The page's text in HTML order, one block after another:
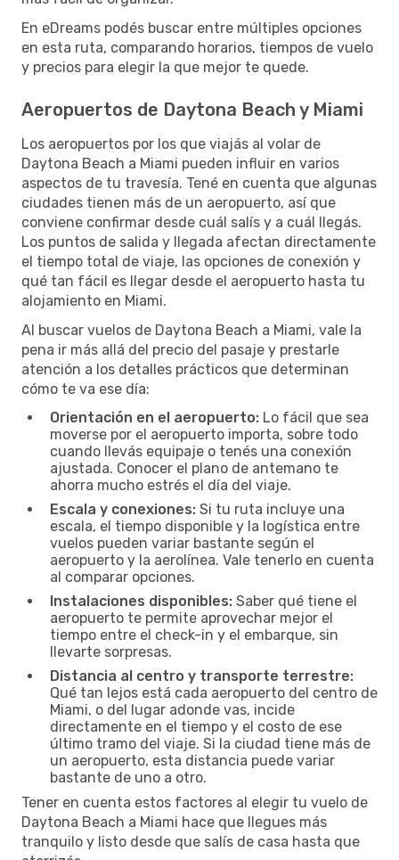
En eDreams podés buscar entre múltiples opciones
en esta ruta, comparando horarios, tiempos de vuelo
y precios para elegir la que mejor te quede.
Aeropuertos de Daytona Beach y Miami
Los aeropuertos por los que viajás al volar de
Daytona Beach a Miami pueden influir en varios
aspectos de tu travesía. Tené en cuenta que algunas
ciudades tienen más de un aeropuerto, así que
conviene confirmar desde cuál salís y a cuál llegás.
Los puntos de salida y llegada afectan directamente
el tiempo total de viaje, las opciones de conexión y
qué tan fácil es llegar desde el aeropuerto hasta tu
alojamiento en Miami.
Al buscar vuelos de Daytona Beach a Miami, vale la
pena ir más allá del precio del pasaje y prestarle
atención a los detalles prácticos que determinan
cómo te va ese día:
Orientación en el aeropuerto: Lo fácil que sea
moverse por el aeropuerto importa, sobre todo
cuando llevás equipaje o tenés una conexión
ajustada. Conocer el plano de antemano te
ahorra mucho estrés el día del viaje.
Escala y conexiones: Si tu ruta incluye una
escala, el tiempo disponible y la logística entre
vuelos pueden variar bastante según el
aeropuerto y la aerolínea. Vale tenerlo en cuenta
al comparar opciones.
Instalaciones disponibles: Saber qué tiene el
aeropuerto te permite aprovechar mejor el
tiempo entre el check-in y el embarque, sin
llevarte sorpresas.
Distancia al centro y transporte terrestre:
Qué tan lejos está cada aeropuerto del centro de
Miami, o del lugar adonde vas, incide
directamente en el tiempo y el costo de ese
último tramo del viaje. Si la ciudad tiene más de
un aeropuerto, esta distancia puede variar
bastante de uno a otro.
Tener en cuenta estos factores al elegir tu vuelo de
Daytona Beach a Miami hace que llegues más
tranquilo y listo desde que salís de casa hasta que